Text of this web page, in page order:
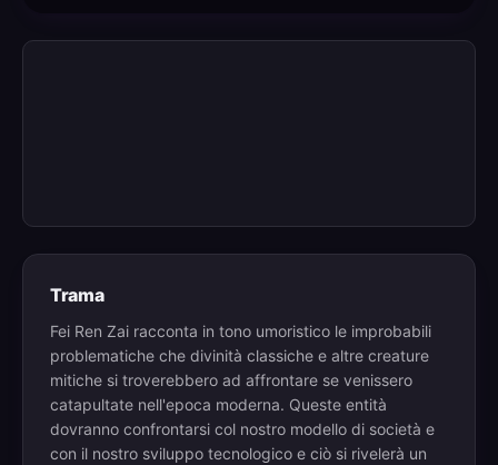
Trama
Fei Ren Zai racconta in tono umoristico le improbabili
problematiche che divinità classiche e altre creature
mitiche si troverebbero ad affrontare se venissero
catapultate nell'epoca moderna. Queste entità
dovranno confrontarsi col nostro modello di società e
con il nostro sviluppo tecnologico e ciò si rivelerà un